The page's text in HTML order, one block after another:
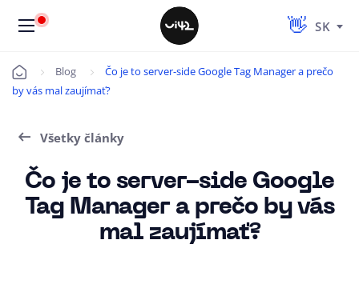
SK
Úvod Blog
Čo je to server-side Google Tag Manager a prečo
by vás mal zaujímať?
Všetky články
Čo je to server-side Google
Tag Manager a prečo by vás
mal zaujímať?